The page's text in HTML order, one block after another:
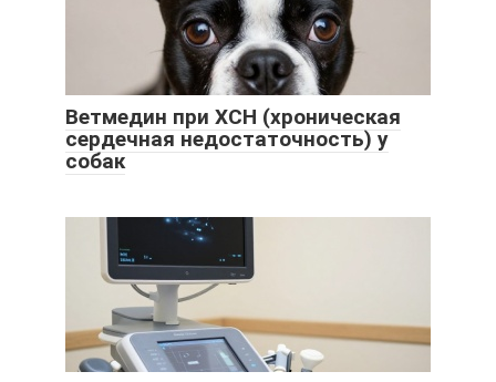
Ветмедин при ХСН (хроническая
сердечная недостаточность) у
собак